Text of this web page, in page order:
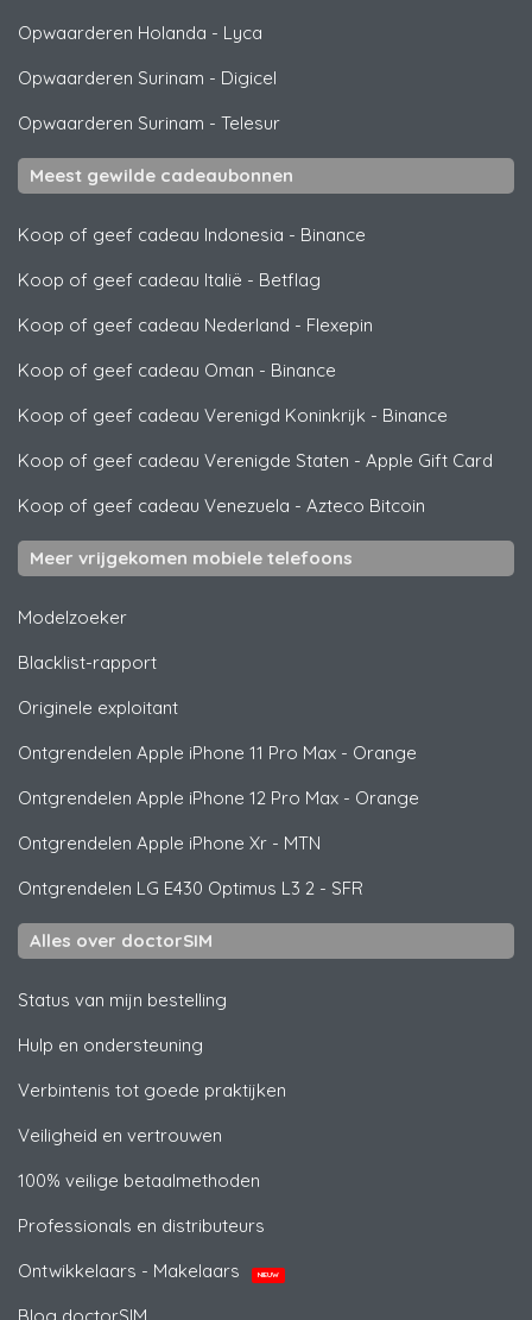
Opwaarderen Holanda - Lyca
Opwaarderen Surinam - Digicel
Opwaarderen Surinam - Telesur
Meest gewilde cadeaubonnen
Koop of geef cadeau Indonesia - Binance
Koop of geef cadeau Italië - Betflag
Koop of geef cadeau Nederland - Flexepin
Koop of geef cadeau Oman - Binance
Koop of geef cadeau Verenigd Koninkrijk - Binance
Koop of geef cadeau Verenigde Staten - Apple Gift Card
Koop of geef cadeau Venezuela - Azteco Bitcoin
Meer vrijgekomen mobiele telefoons
Modelzoeker
Blacklist-rapport
Originele exploitant
Ontgrendelen Apple iPhone 11 Pro Max - Orange
Ontgrendelen Apple iPhone 12 Pro Max - Orange
Ontgrendelen Apple iPhone Xr - MTN
Ontgrendelen LG E430 Optimus L3 2 - SFR
Alles over doctorSIM
Status van mijn bestelling
Hulp en ondersteuning
Verbintenis tot goede praktijken
Veiligheid en vertrouwen
100% veilige betaalmethoden
Professionals en distributeurs
Ontwikkelaars - Makelaars
NIEUW